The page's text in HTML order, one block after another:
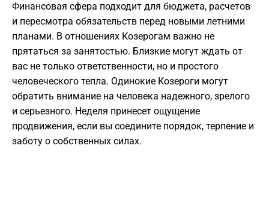
Финансовая сфера подходит для бюджета, расчетов
и пересмотра обязательств перед новыми летними
планами. В отношениях Козерогам важно не
прятаться за занятостью. Близкие могут ждать от
вас не только ответственности, но и простого
человеческого тепла. Одинокие Козероги могут
обратить внимание на человека надежного, зрелого
и серьезного. Неделя принесет ощущение
продвижения, если вы соедините порядок, терпение и
заботу о собственных силах.